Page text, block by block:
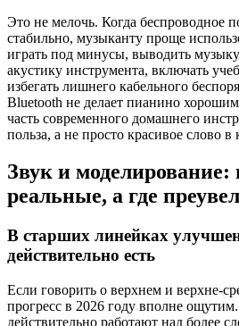
Это не мелочь. Когда беспроводное
стабильно, музыканту проще
играть под минусы, выводить
акустику инструмента, включать
избегать лишнего кабельного
Bluetooth не делает пианино
часть современного домашнего
польза, а не просто красивое слово в
Звук и моделирование:
реальные, а где
В старших линейках
действительно есть
Если говорить о верхнем и верхне-
прогресс в 2026 году вполне
действительно работают над более